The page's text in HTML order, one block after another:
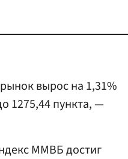
вырос на 1,31%
1275,44 пункта, —
ММВБ достиг